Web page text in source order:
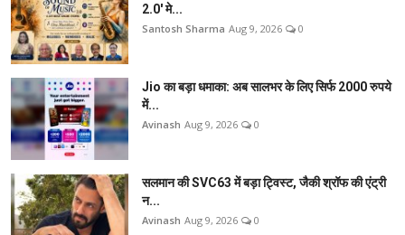
2.0' मे...
Santosh Sharma Aug 9, 2026 0
Jio का बड़ा धमाका: अब सालभर के लिए सिर्फ 2000 रुपये
में...
Avinash Aug 9, 2026 0
सलमान की SVC63 में बड़ा ट्विस्ट, जैकी श्रॉफ की एंट्री
न...
Avinash Aug 9, 2026 0